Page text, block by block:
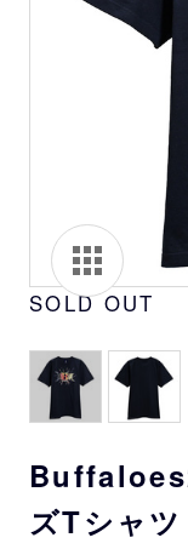
SOLD OUT
ズTシャツ